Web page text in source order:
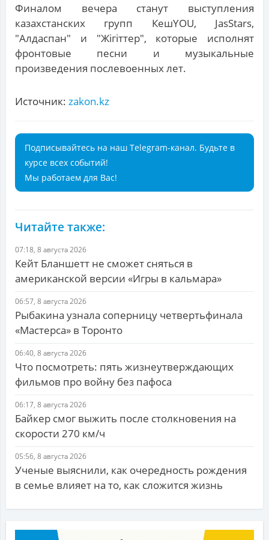
Финалом вечера станут выступления
казахстанских групп КешYOU, JasStars,
"Алдаспан" и "Жігіттер", которые исполнят
фронтовые песни и музыкальные
произведения послевоенных лет.
Источник: zakon.kz
Подписывайтесь на наш Telegram-канал. Будьте в
курсе всех событий!
Мы работаем для Вас!
Читайте также:
07:18, 8 августа 2026
Кейт Бланшетт не сможет сняться в
американской версии «Игры в кальмара»
06:57, 8 августа 2026
Рыбакина узнала соперницу четвертьфинала
«Мастерса» в Торонто
06:40, 8 августа 2026
Что посмотреть: пять жизнеутверждающих
фильмов про войну без пафоса
06:17, 8 августа 2026
Байкер смог выжить после столкновения на
скорости 270 км/ч
05:56, 8 августа 2026
Ученые выяснили, как очередность рождения
в семье влияет на то, как сложится жизнь